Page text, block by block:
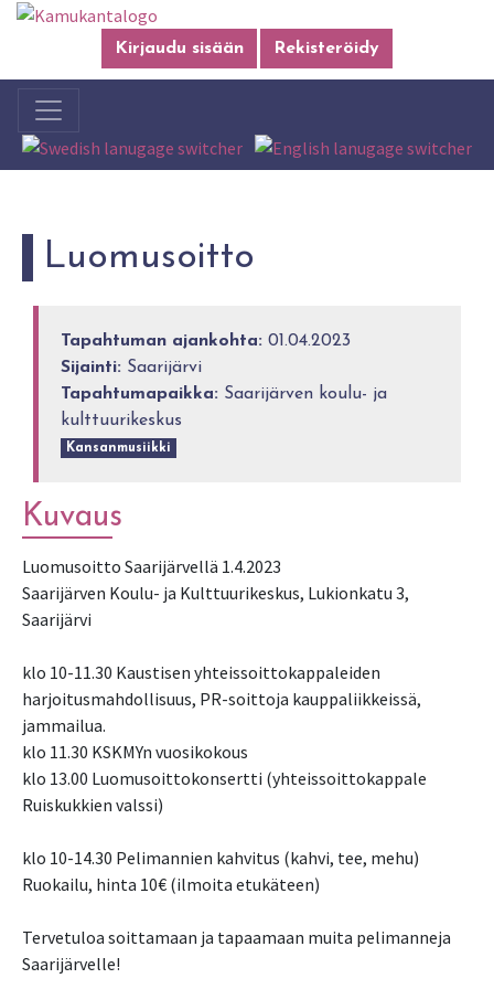
Kirjaudu sisään Rekisteröidy
Luomusoitto
Tapahtuman ajankohta: 01.04.2023
Sijainti: Saarijärvi
Tapahtumapaikka: Saarijärven koulu- ja
kulttuurikeskus
Kansanmusiikki
Kuvaus
Luomusoitto Saarijärvellä 1.4.2023
Saarijärven Koulu- ja Kulttuurikeskus, Lukionkatu 3,
Saarijärvi
klo 10-11.30 Kaustisen yhteissoittokappaleiden
harjoitusmahdollisuus, PR-soittoja kauppaliikkeissä,
jammailua.
klo 11.30 KSKMYn vuosikokous
klo 13.00 Luomusoittokonsertti (yhteissoittokappale
Ruiskukkien valssi)
klo 10-14.30 Pelimannien kahvitus (kahvi, tee, mehu)
Ruokailu, hinta 10€ (ilmoita etukäteen)
Tervetuloa soittamaan ja tapaamaan muita pelimanneja
Saarijärvelle!